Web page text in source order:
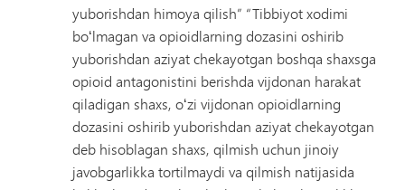
yuborishdan himoya qilish” “Tibbiyot xodimi
boʻlmagan va opioidlarning dozasini oshirib
yuborishdan aziyat chekayotgan boshqa shaxsga
opioid antagonistini berishda vijdonan harakat
qiladigan shaxs, oʻzi vijdonan opioidlarning
dozasini oshirib yuborishdan aziyat chekayotgan
deb hisoblagan shaxs, qilmish uchun jinoiy
javobgarlikka tortilmaydi va qilmish natijasida